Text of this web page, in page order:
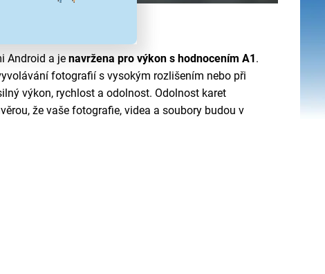
Android a je navržena pro výkon s hodnocením A1 .
fotografií s vysokým rozlišením nebo při
výkon, rychlost a odolnost. Odolnost karet
že vaše fotografie, videa a soubory budou v